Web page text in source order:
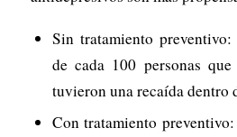
Sin tratamiento preventivo:
de cada 100 personas
tuvieron una recaída dentro
Con tratamiento